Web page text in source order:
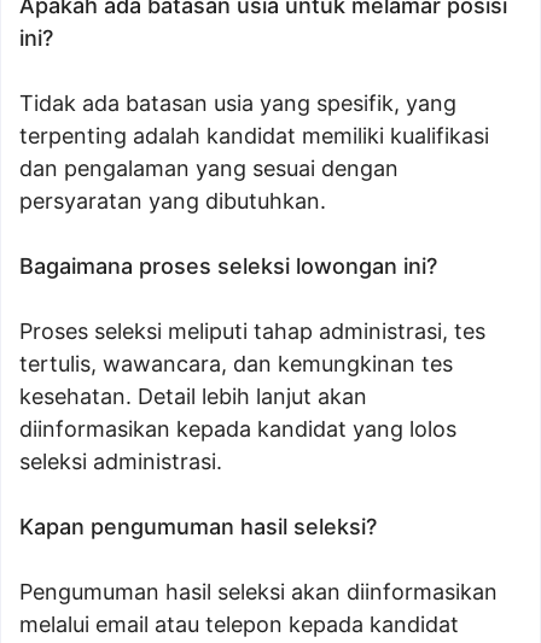
Apakah ada batasan usia untuk melamar posisi
ini?
Tidak ada batasan usia yang spesifik, yang
terpenting adalah kandidat memiliki kualifikasi
dan pengalaman yang sesuai dengan
persyaratan yang dibutuhkan.
Bagaimana proses seleksi lowongan ini?
Proses seleksi meliputi tahap administrasi, tes
tertulis, wawancara, dan kemungkinan tes
kesehatan. Detail lebih lanjut akan
diinformasikan kepada kandidat yang lolos
seleksi administrasi.
Kapan pengumuman hasil seleksi?
Pengumuman hasil seleksi akan diinformasikan
melalui email atau telepon kepada kandidat